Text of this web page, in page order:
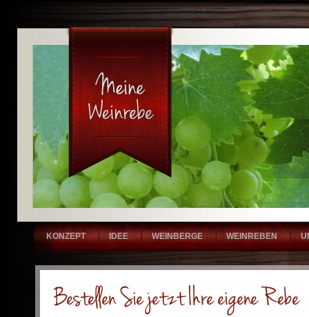
KONZEPT IDEE WEINBERGE WEINREBEN